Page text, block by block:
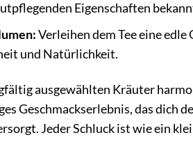
Eigenschaften
Verleihen dem Tee eine
und Natürlichkeit.
ausgewählten Kräuter
Geschmackserlebnis, das dich
Jeder Schluck ist wie ein